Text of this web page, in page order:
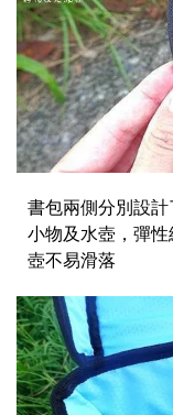
書包兩側分別設計
小物及水壺，彈
壺不易滑落